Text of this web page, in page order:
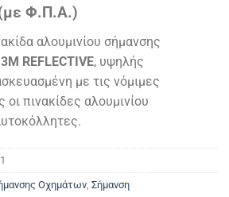
τρέχουσα
€.
Φ.Π.Α.)
αλουμινίου σήμανσης
3M REFLECTIVE, υψηλής
με τις νόμιμες
πινακίδες αλουμινίου
Οχημάτων Σήμανση